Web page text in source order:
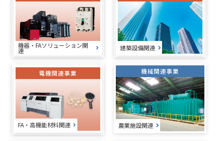
機器・FAソリューション関
連 建築設備関連
電機関連事業
FA・高機能材料関連
機械関連事業
農業施設関連